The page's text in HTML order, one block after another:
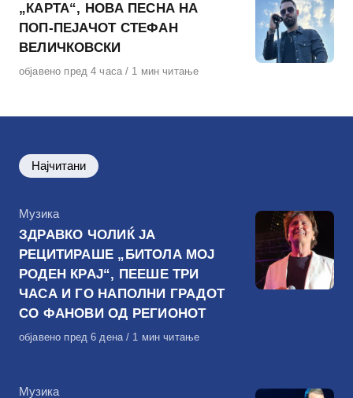
„КАРТА“, НОВА ПЕСНА НА
ПОП-ПЕЈАЧОТ СТЕФАН
ВЕЛИЧКОВСКИ
Објавено
објавено пред 4 часа 1 мин читање
Најчитани
КАтегорија
Музика
ЗДРАВКО ЧОЛИЌ ЈА
РЕЦИТИРАШЕ „БИТОЛА МОЈ
РОДЕН КРАЈ“, ПЕЕШЕ ТРИ
ЧАСА И ГО НАПОЛНИ ГРАДОТ
СО ФАНОВИ ОД РЕГИОНОТ
Објавено
објавено пред 6 дена 1 мин читање
КАтегорија
Музика